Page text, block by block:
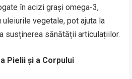
în acizi grași omega-3,
vegetale, pot ajuta la
susținerea sănătății articulațiilor.
Pielii și a Corpului